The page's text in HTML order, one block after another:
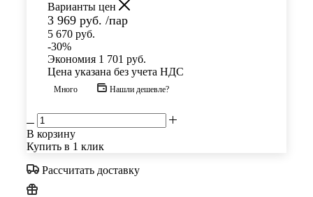
Варианты цен
3 969 руб. /пар
5 670 руб.
-30%
Экономия 1 701 руб.
Цена указана без учета НДС
Много Нашли дешевле?
В корзину
Купить в 1 клик
Рассчитать доставку